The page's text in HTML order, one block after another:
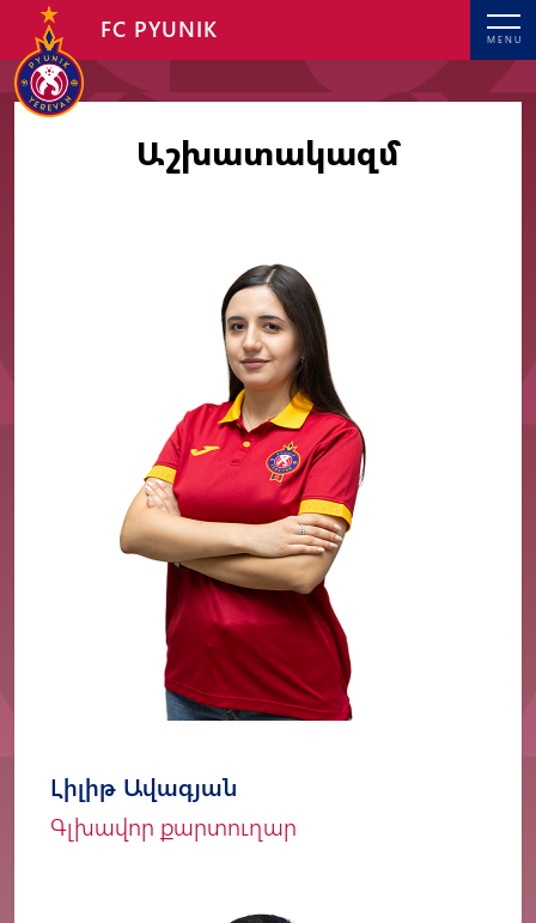
MENU
FC PYUNIK
Աշխատակազմ
Լիլիթ Ավագյան
Գլխավոր քարտուղար